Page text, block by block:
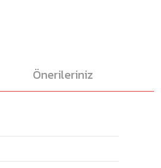
Önerileriniz